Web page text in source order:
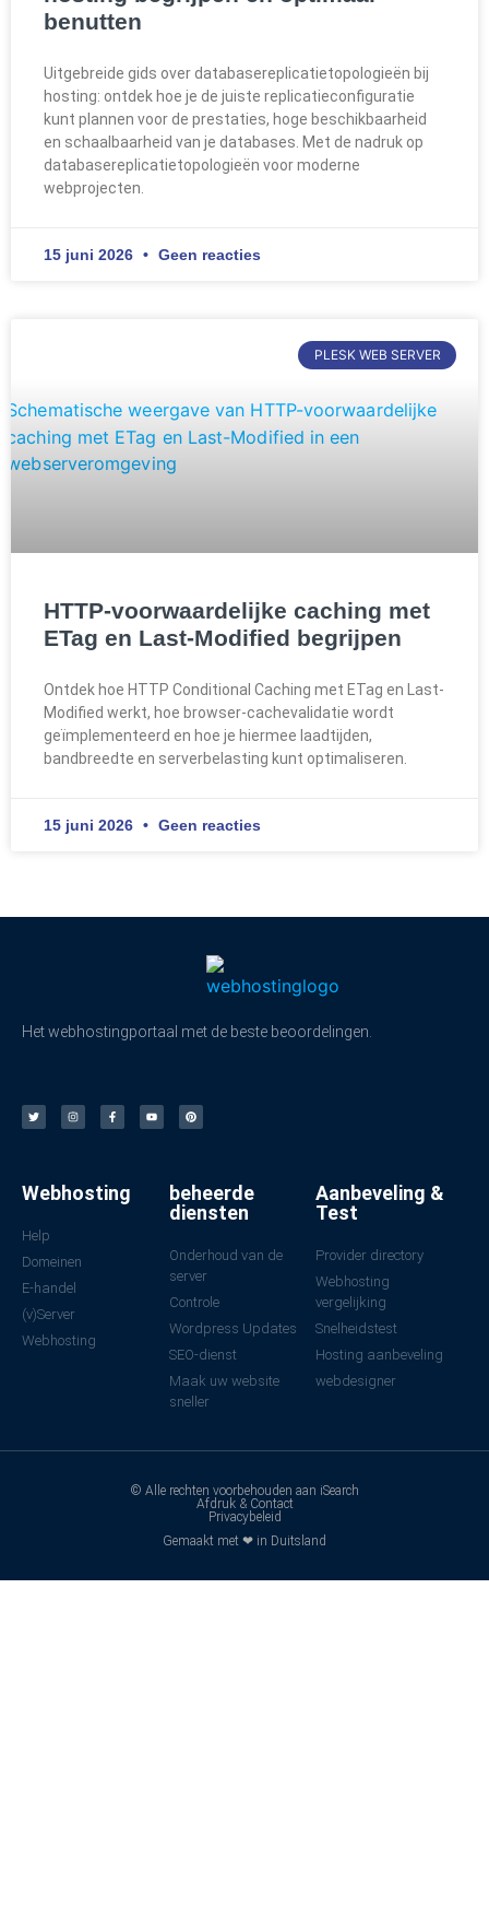
benutten
Uitgebreide gids over databasereplicatietopologieën bij
hosting: ontdek hoe je de juiste replicatieconfiguratie
kunt plannen voor de prestaties, hoge beschikbaarheid
en schaalbaarheid van je databases. Met de nadruk op
databasereplicatietopologieën voor moderne
webprojecten.
15 juni 2026 Geen reacties
PLESK WEB SERVER
HTTP-voorwaardelijke caching met
ETag en Last-Modified begrijpen
Ontdek hoe HTTP Conditional Caching met ETag en Last-
Modified werkt, hoe browser-cachevalidatie wordt
geïmplementeerd en hoe je hiermee laadtijden,
bandbreedte en serverbelasting kunt optimaliseren.
15 juni 2026 Geen reacties
Het webhostingportaal met de beste beoordelingen.
Webhosting
Help
Domeinen
E-handel
(v)Server
Webhosting
beheerde
diensten
Onderhoud van de
server
Controle
Wordpress Updates
SEO-dienst
Maak uw website
sneller
Aanbeveling &
Test
Provider directory
Webhosting
vergelijking
Snelheidstest
Hosting aanbeveling
webdesigner
© Alle rechten voorbehouden aan iSearch
Afdruk & Contact
Privacybeleid
Gemaakt met ❤ in Duitsland